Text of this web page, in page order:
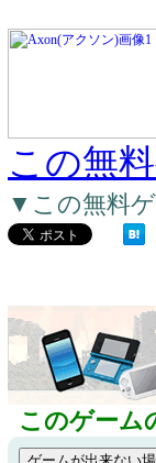
この無
▼この無料
このゲーム